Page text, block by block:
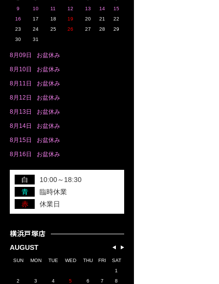
9
10 11 12 13 14
15
16
17 18 19 20 21
22
23
24 25 26 27 28
29
30
31
8月 09日 お盆休み
8月 10日 お盆休み
8月 11日 お盆休み
8月 12日 お盆休み
8月 13日 お盆休み
8月 14日 お盆休み
8月 15日 お盆休み
8月 16日 お盆休み
白
10:00～18:30
青
臨時休業
赤
休業日
横浜戸塚店
AUGUST
SUN MON TUE WED THU FRI
SAT
1
2
3 4 5 6 7
8